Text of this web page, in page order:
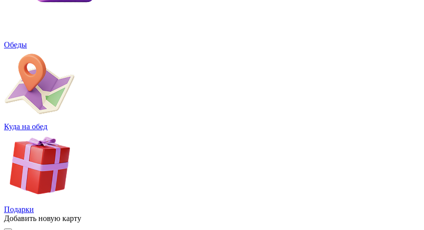
Обеды
Куда на обед
Подарки
Добавить новую карту